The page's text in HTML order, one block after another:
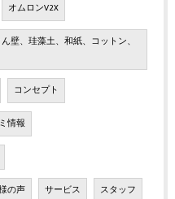
オムロンV2X
壁、珪藻土、和紙、コットン、
コンセプト
情報
の声 サービス スタッフ